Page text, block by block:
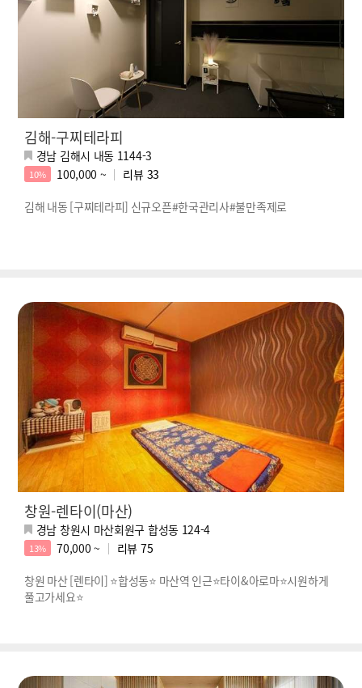
김해-구찌테라피
경남 김해시 내동 1144-3
10% 100,000 ~ 리뷰 33
김해 내동 [구찌테라피] 신규오픈#한국관리사#불만족제로
창원-렌타이(마산)
경남 창원시 마산회원구 합성동 124-4
13% 70,000 ~ 리뷰 75
창원 마산 [렌타이] ⭐합성동⭐ 마산역 인근⭐타이&아로마⭐시원하게
풀고가세요⭐